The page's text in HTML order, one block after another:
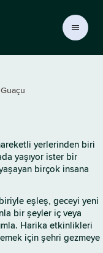
yerlerinden biri
yaşıyor ister bir
birçok insana
eşleş, geceyi yeni
bir şeyler iç veya
Harika etkinlikleri
için şehri gezmeye